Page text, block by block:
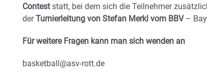
Conteststatt, bei dem sich die Teilnehmer
derTurnierleitung von Stefan Merkl vom BBV–
Für weitere Fragen kann man sich wenden an
basketball@asv-rott.de